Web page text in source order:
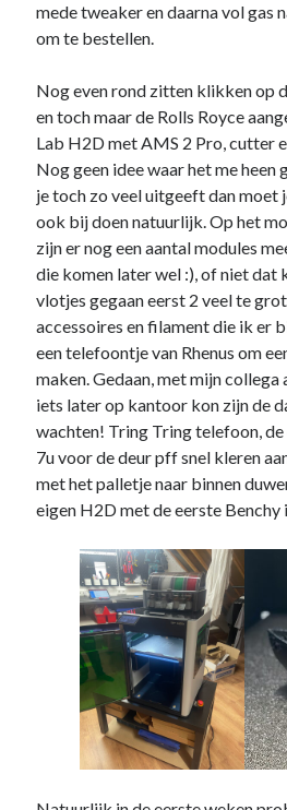
mede tweaker en daarna vol gas
om te bestellen.
Nog even rond zitten klikken op
en toch maar de Rolls Royce
Lab H2D met AMS 2 Pro, cutter
Nog geen idee waar het me heen
je toch zo veel uitgeeft dan moet
ook bij doen natuurlijk. Op het
zijn er nog een aantal modules
die komen later wel :), of niet dat
vlotjes gegaan eerst 2 veel te
accessoires en filament die ik er
een telefoontje van Rhenus om
maken. Gedaan, met mijn
iets later op kantoor kon zijn de
wachten! Tring Tring telefoon,
7u voor de deur pff snel kleren
met het palletje naar binnen
eigen H2D met de eerste Benchy